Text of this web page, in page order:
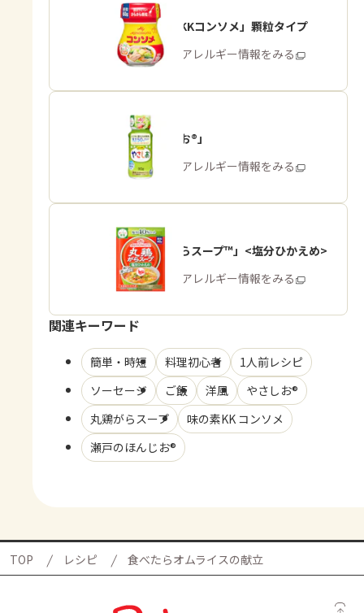
「味の素KKコンソメ」顆粒タイプ
商品・アレルギー情報をみる
「やさしお®」
商品・アレルギー情報をみる
「丸鶏がらスープ™」<塩分ひかえめ>
商品・アレルギー情報をみる
関連キーワード
簡単・時短 料理初心者
1人前レシピ
ソーセージ
ご飯 洋風
やさしお®
丸鶏がらスープ
味の素KK コンソメ
瀬戸のほんじお®
TOP レシピ 食べたらオムライスの献立